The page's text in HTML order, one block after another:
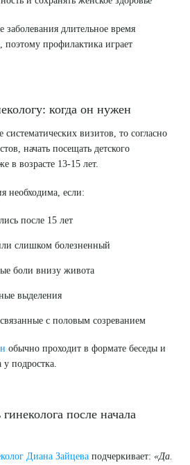
заболевания длительное время
профилактика играет
когда он нужен
визитов, то согласно
начать посещать детского
в возрасте 13-15 лет.
необходима, если:
после 15 лет
слишком болезненный
боли внизу живота
выделения
с половым созреванием
обычно проходит в формате беседы и
подростка.
после начала
Диана Зайцева подчеркивает: «Да.